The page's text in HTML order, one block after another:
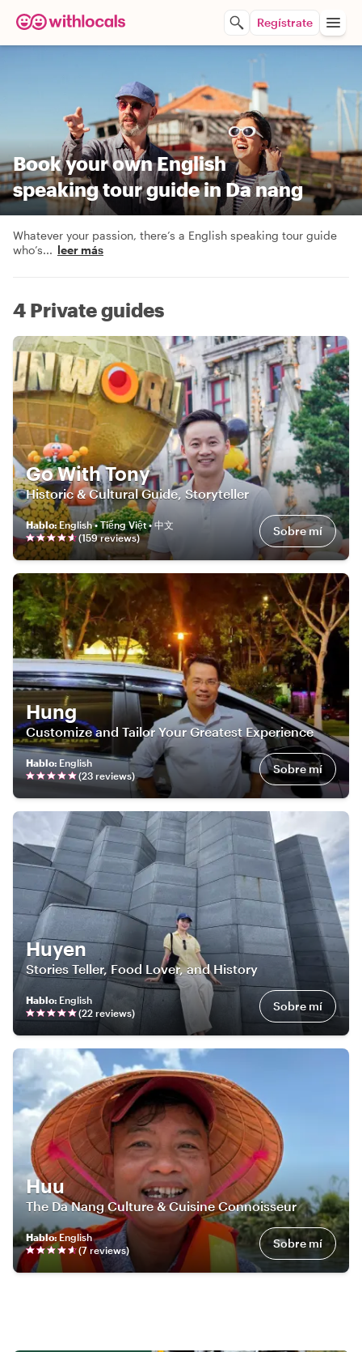
Regístrate
Book your own English
speaking tour guide in Da nang
Whatever your passion, there’s a English speaking tour guide
who’s... leer más
4 Private guides
Go With Tony
Historic & Cultural Guide, Storyteller
Hablo:English • Tiếng Việt • 中文
(159reviews) Sobre mí
Hung
Customize and Tailor Your Greatest Experience
Hablo: English
(23 reviews) Sobre mí
Huyen
Stories Teller, Food Lover, and History
Hablo: English
(22 reviews) Sobre mí
Huu
The Da Nang Culture & Cuisine Connoisseur
Hablo: English
(7reviews) Sobre mí